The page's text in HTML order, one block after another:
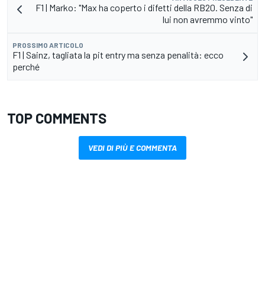
F1 | Marko: "Max ha coperto i difetti della RB20. Senza di
lui non avremmo vinto"
PROSSIMO ARTICOLO
F1 | Sainz, tagliata la pit entry ma senza penalità: ecco
perché
TOP COMMENTS
VEDI DI PIÙ E COMMENTA